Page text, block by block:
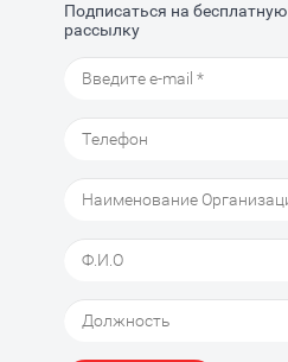
Подписаться на бесплатную
рассылку